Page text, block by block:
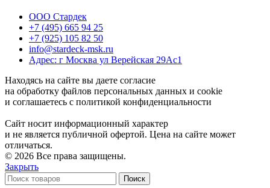
ООО Стардек
+7 (495) 665 94 25
+7 (925) 105 82 50
info@stardeck-msk.ru
Адрес: г Москва ул Верейская 29Ас1
Находясь на сайте вы даете согласие
на обработку файлов персональных данных и cookie
и соглашаетесь с политикой конфиденциальности
Сайт носит информационный характер
и не является публичной офертой. Цена на сайте может
отличаться.
© 2026 Все права защищены.
Закрыть
Поиск